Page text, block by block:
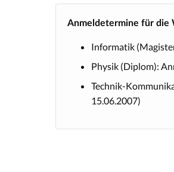
Anmeldetermine für die
Informatik
Physik (Diplom):
Technik-
15.06.2007)